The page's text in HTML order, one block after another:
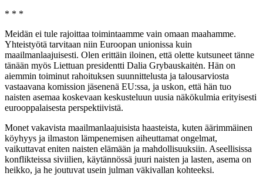
* * *
Meidän ei tule rajoittaa toimintaamme vain omaan maahamme.
Yhteistyötä tarvitaan niin Euroopan unionissa kuin
maailmanlaajuisesti. Olen erittäin iloinen, että olette kutsuneet tänne
tänään myös Liettuan presidentti Dalia Grybauskaitėn. Hän on
aiemmin toiminut rahoituksen suunnittelusta ja talousarviosta
vastaavana komission jäsenenä EU:ssa, ja uskon, että hän tuo
naisten asemaa koskevaan keskusteluun uusia näkökulmia erityisesti
eurooppalaisesta perspektiivistä.
Monet vakavista maailmanlaajuisista haasteista, kuten äärimmäinen
köyhyys ja ilmaston lämpenemisen aiheuttamat ongelmat,
vaikuttavat eniten naisten elämään ja mahdollisuuksiin. Aseellisissa
konflikteissa siviilien, käytännössä juuri naisten ja lasten, asema on
heikko, ja he joutuvat usein julman väkivallan kohteeksi.